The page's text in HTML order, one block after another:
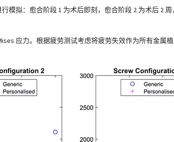
拟：愈合阶段 1 为术后即刻，愈合阶段 2 为术后 2
应力。根据疲劳测试考虑将疲劳失效作为所有金属